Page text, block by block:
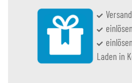
Laden in